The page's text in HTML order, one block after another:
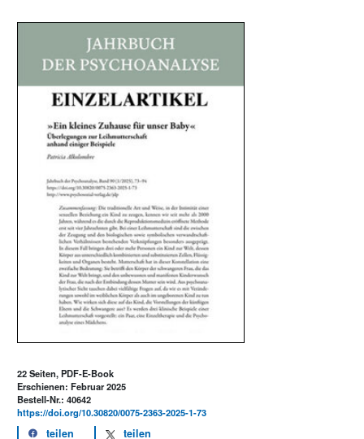
22 Seiten, PDF-E-Book
Erschienen: Februar 2025
Bestell-Nr.: 40642
https://doi.org/10.30820/0075-2363-2025-1-73
teilen teilen